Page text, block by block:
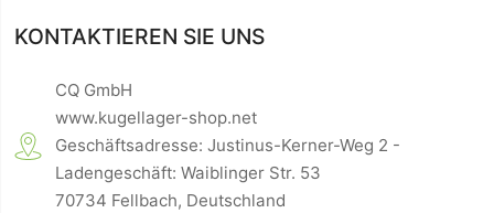
KONTAKTIEREN SIE UNS
CQ GmbH
www.kugellager-shop.net
Geschäftsadresse: Justinus-Kerner-Weg 2 -
Ladengeschäft: Waiblinger Str. 53
70734 Fellbach, Deutschland